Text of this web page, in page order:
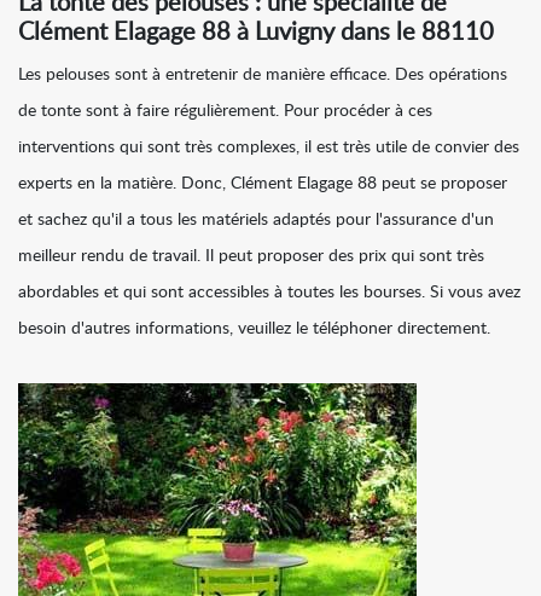
Clément Elagage 88 à Luvigny dans le 88110
Les pelouses sont à entretenir de manière efficace. Des opérations
de tonte sont à faire régulièrement. Pour procéder à ces
interventions qui sont très complexes, il est très utile de convier des
experts en la matière. Donc, Clément Elagage 88 peut se proposer
et sachez qu'il a tous les matériels adaptés pour l'assurance d'un
meilleur rendu de travail. Il peut proposer des prix qui sont très
abordables et qui sont accessibles à toutes les bourses. Si vous avez
besoin d'autres informations, veuillez le téléphoner directement.